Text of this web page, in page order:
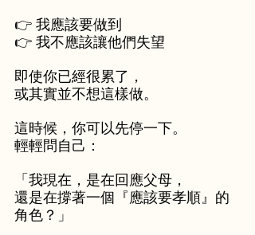
👉 我應該要做到
👉 我不應該讓他們失望
即使你已經很累了，
或其實並不想這樣做。
這時候，你可以先停一下。
輕輕問自己：
「我現在，是在回應父母，
還是在撐著一個『應該要孝順』的
角色？」